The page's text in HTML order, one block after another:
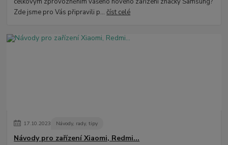
Zde jsme pro Vás připravili p...číst celé
17.10.2023 Návody, rady, tipy
Návody pro zařízení Xiaomi, Redmi...